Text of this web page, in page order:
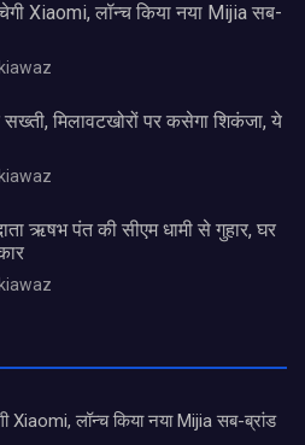
Xiaomi, लॉन्च किया नया Mijia सब-
मिलावटखोरों पर कसेगा शिकंजा, ये
ऋषभ पंत की सीएम धामी से गुहार, घर
Xiaomi, लॉन्च किया नया Mijia सब-ब्रांड